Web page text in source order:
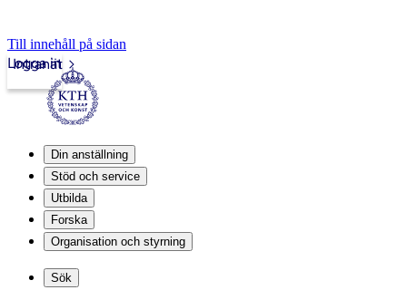
Till innehåll på sidan
Intranät
Logga in
Din anställning
Stöd och service
Utbilda
Forska
Organisation och styrning
Sök